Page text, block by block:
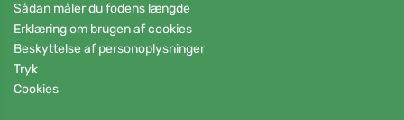
Sådan måler du fodens længde
Erklæring om brugen af cookies
Beskyttelse af personoplysninger
Tryk
Cookies